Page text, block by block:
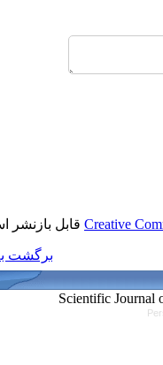
است.
فهرست نسخه ها